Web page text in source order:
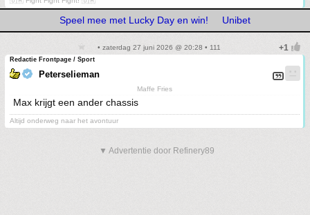
Speel mee met Lucky Day en win! Unibet
• zaterdag 27 juni 2026 @ 20:28 • 111
Redactie Frontpage / Sport
Peterselieman
Maffe Fries
Max krijgt een ander chassis
Altijd onderweg naar het avontuur
▼ Advertentie door Refinery89